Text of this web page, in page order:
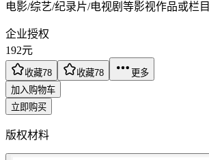
电影/综艺/纪录片/电视剧等影视作品或栏目
企业授权
192元
收藏78 收藏78
更多
加入购物车
立即购买
版权材料